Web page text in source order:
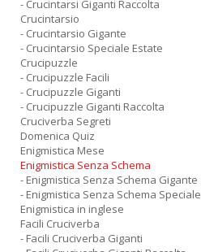
- Crucintarsi Giganti Raccolta
Crucintarsio
- Crucintarsio Gigante
- Crucintarsio Speciale Estate
Crucipuzzle
- Crucipuzzle Facili
- Crucipuzzle Giganti
- Crucipuzzle Giganti Raccolta
Cruciverba Segreti
Domenica Quiz
Enigmistica Mese
Enigmistica Senza Schema
- Enigmistica Senza Schema Gigante
- Enigmistica Senza Schema Speciale
Enigmistica in inglese
Facili Cruciverba
- Facili Cruciverba Giganti